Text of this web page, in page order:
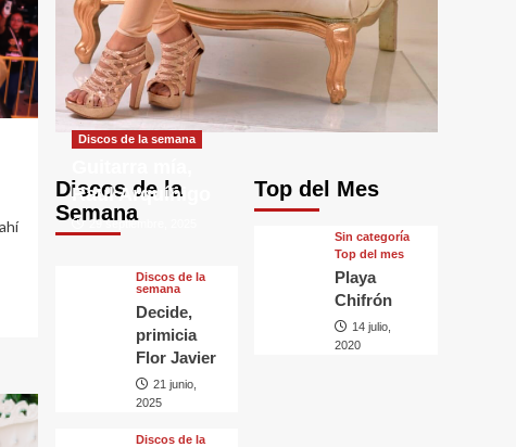
Discos de la
Semana
Discos de la semana
Raul Arquínigo
29 septiembre, 2025
Discos de la
semana
Decide,
primicia
Flor Javier
21 junio,
2025
Discos de la
Top del Mes
Sin categorí­a
Top del mes
Playa
Chifrón
14 julio,
2020